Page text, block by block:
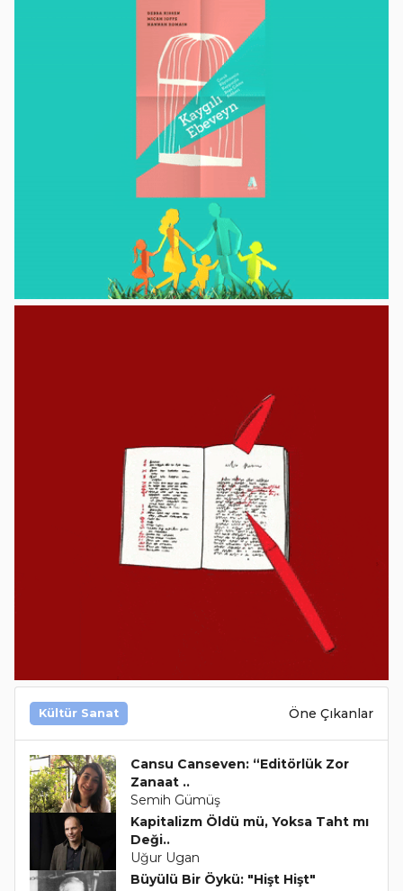
Kültür Sanat Öne Çıkanlar
Cansu Canseven: “Editörlük Zor
Zanaat ..
Semih Gümüş
Kapitalizm Öldü mü, Yoksa Taht mı
Deği..
Uğur Ugan
Büyülü Bir Öykü: "Hişt Hişt"